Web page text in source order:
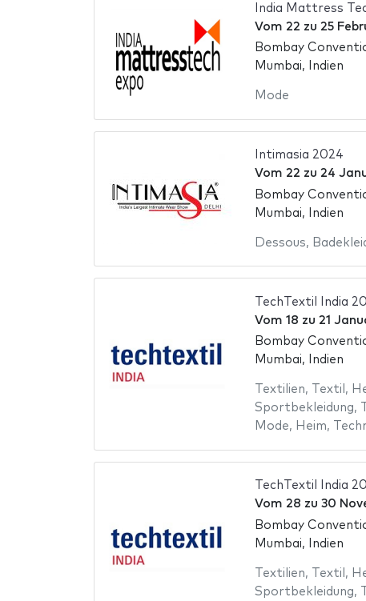
India Mattress
Vom 22 zu 25
Bombay
Mumbai, Indien
Mode
Intimasia 2024
Vom 22 zu 24
Bombay
Mumbai, Indien
Dessous,
TechTextil India
Vom 18 zu 21
Bombay
Mumbai, Indien
Textilien, Textil ,
Sportbekleidung,
Mode, Heim,
TechTextil India
Vom 28 zu 30
Bombay
Mumbai, Indien
Textilien, Textil ,
Sportbekleidung,